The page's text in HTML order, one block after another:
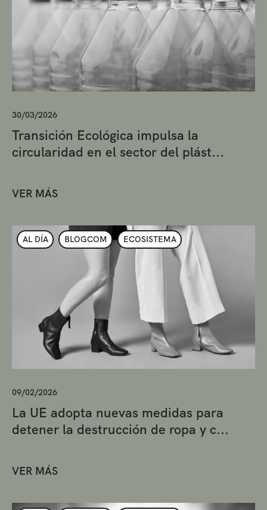
30/03/2026
Transición Ecológica impulsa la
circularidad en el sector del plást...
VER MÁS
AL DÍA BLOGCOM ECOSISTEMA
09/02/2026
La UE adopta nuevas medidas para
detener la destrucción de ropa y c...
VER MÁS